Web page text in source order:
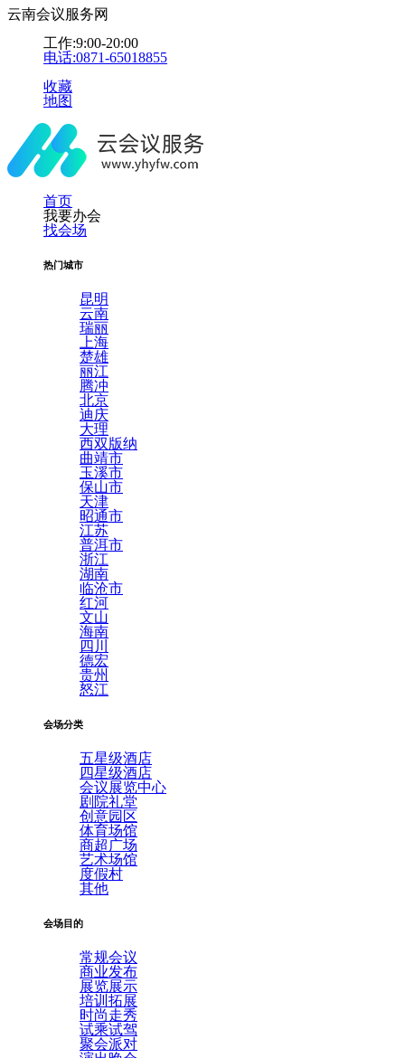
云南会议服务网
工作:9:00-20:00
电话:0871-65018855
收藏
地图
首页
我要办会
找会场
热门城市
昆明
云南
瑞丽
上海
楚雄
丽江
腾冲
北京
迪庆
大理
西双版纳
曲靖市
玉溪市
保山市
天津
昭通市
江苏
普洱市
浙江
湖南
临沧市
红河
文山
海南
四川
德宏
贵州
怒江
会场分类
五星级酒店
四星级酒店
会议展览中心
剧院礼堂
创意园区
体育场馆
商超广场
艺术场馆
度假村
其他
会场目的
常规会议
商业发布
展览展示
培训拓展
时尚走秀
试乘试驾
聚会派对